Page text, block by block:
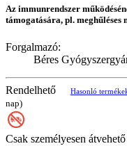
Az immunrendszer
támogatására, pl. meghűléses
Forgalmazó:
Béres
Rendelhető Hasonló
nap)
Csak személyesen